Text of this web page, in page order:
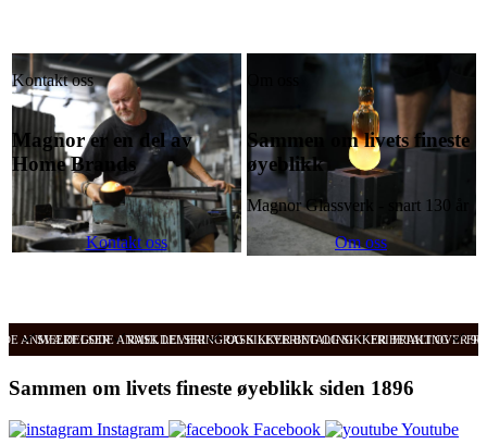
Kontakt oss
Magnor er en del av
Home Brands
Kontakt oss
Sammen om livets fineste
øyeblikk
Magnor Glassverk - snart 130 år
Om oss
ANMELDELSER RASK LEVERING OG SIKKER BETALING FRI FRAKT OVER
SVÆRT GODE ANMELDELSER RASK LEVERING OG SIKKER BETALING
Sammen om livets fineste øyeblikk siden 1896
Instagram Facebook
Youtube